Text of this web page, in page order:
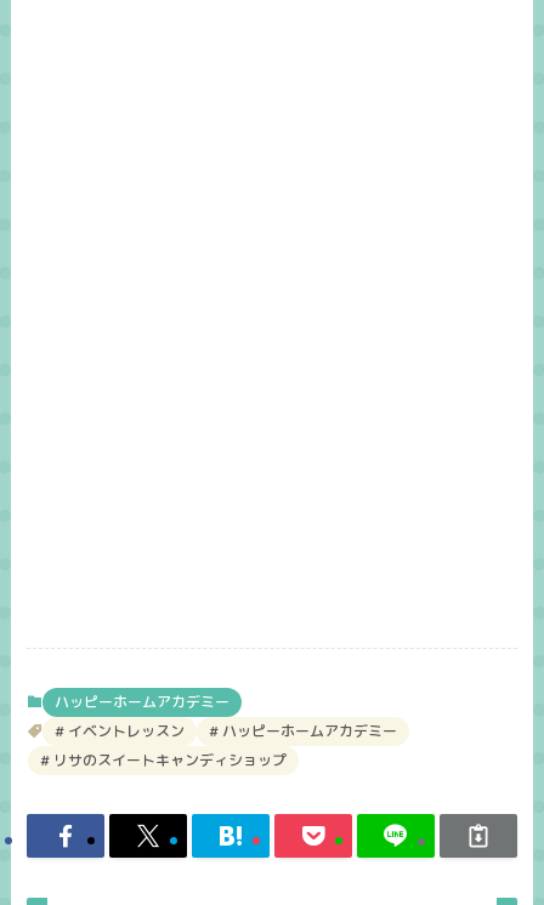
ハッピーホームアカデミー
イベントレッスン
ハッピーホームアカデミー
リサのスイートキャンディショップ